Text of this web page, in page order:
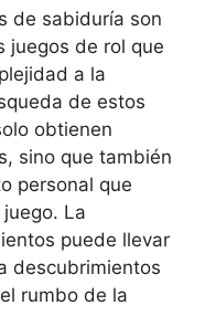
de sabiduría son
juegos de rol que
a la
de estos
obtienen
sino que también
personal que
La
puede llevar
descubrimientos
rumbo de la